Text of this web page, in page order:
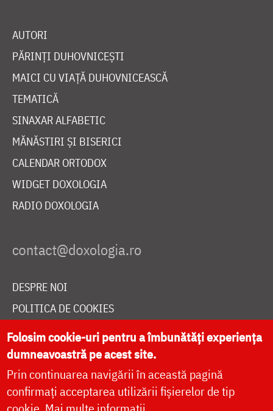
AUTORI
PĂRINȚI DUHOVNICEȘTI
MAICI CU VIAȚĂ DUHOVNICEASCĂ
TEMATICĂ
SINAXAR ALFABETIC
MĂNĂSTIRI ȘI BISERICI
CALENDAR ORTODOX
WIDGET DOXOLOGIA
RADIO DOXOLOGIA
DESPRE NOI
POLITICA DE COOKIES
DONEAZĂ ONLINE PENTRU CATEDRALA NAȚIONALĂ
LIVE
Folosim cookie-uri pentru a îmbunătăți experiența
dumneavoastră pe acest site.
Prin continuarea navigării în această pagină
confirmați acceptarea utilizării fișierelor de tip